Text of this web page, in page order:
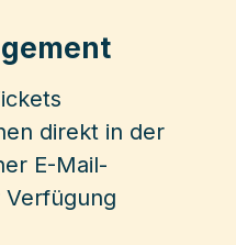
direkt in der
E-Mail-
Verfügung